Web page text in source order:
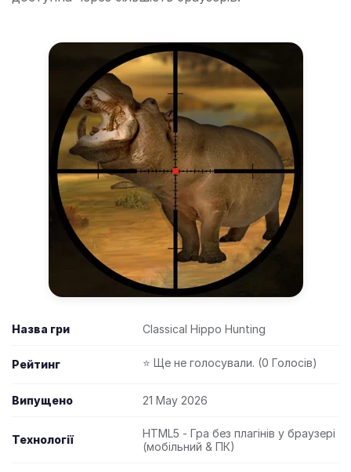
Назва гри Classical Hippo Hunting
Рейтинг ⭐ Ще не голосували. (0 Голосів)
Випущено 21 May 2026
Технології
HTML5 - Гра без плагінів у браузері
(мобільний & ПК)